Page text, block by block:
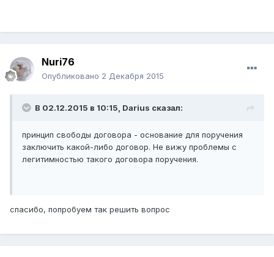
Nuri76
Опубликовано 2 Декабря 2015
В 02.12.2015 в 10:15, Darius сказал:
принцип свободы договора - основание для поручения
заключить какой-либо договор. Не вижу проблемы с
легитимностью такого договора поручения.
спасибо, попробуем так решить вопрос